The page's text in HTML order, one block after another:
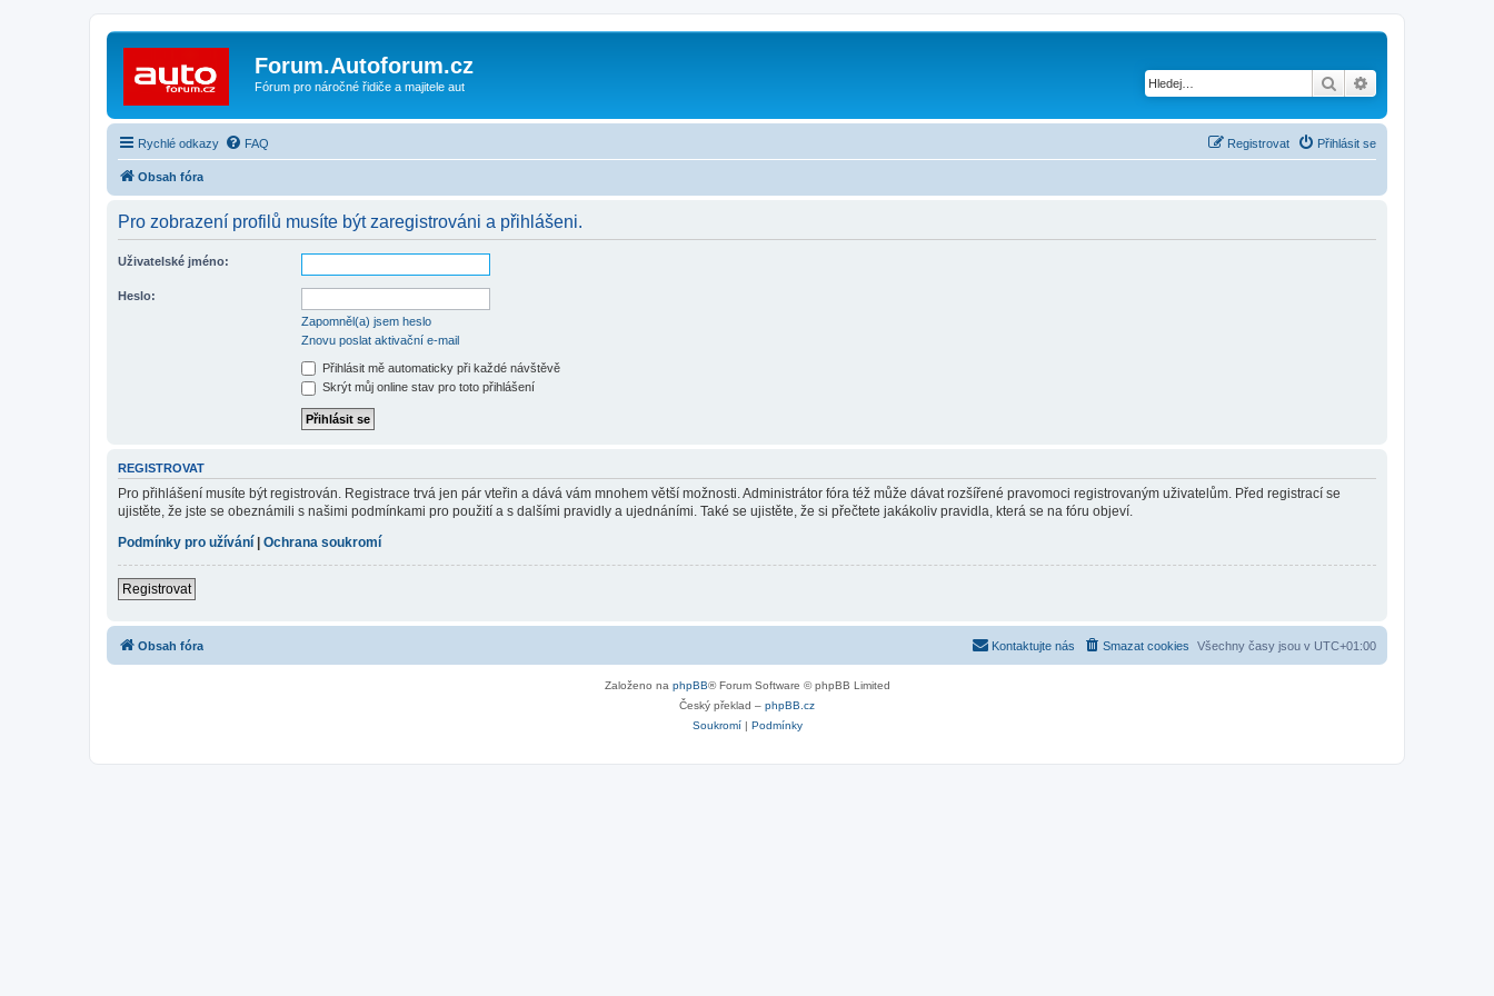
Forum.Autoforum.cz
Fórum pro náročné řidiče a majitele aut Hledat
Rychlé odkazy FAQ Přihlásit se
Registrovat
Obsah fóra
Pro zobrazení profilů musíte být zaregistrováni a přihlášeni.
Uživatelské jméno:
Heslo:
Zapomněl(a) jsem heslo
Znovu poslat aktivační e-mail
Přihlásit mě automaticky při každé návštěvě
Skrýt můj online stav pro toto přihlášení
REGISTROVAT
Pro přihlášení musíte být registrován. Registrace trvá jen pár vteřin a dává vám mnohem větší možnosti. Administrátor fóra též může dávat rozšířené pravomoci registrovaným uživatelům. Před registrací se
ujistěte, že jste se obeznámili s našimi podmínkami pro použití a s dalšími pravidly a ujednáními. Také se ujistěte, že si přečtete jakákoliv pravidla, která se na fóru objeví.
Podmínky pro užívání
Ochrana soukromí
Registrovat
Obsah fóra Všechny časy jsou v UTC+01:00
Smazat cookies
Kontaktujte nás
Založeno na phpBB® Forum Software © phpBB Limited
Český překlad – phpBB.cz
Soukromí| Podmínky